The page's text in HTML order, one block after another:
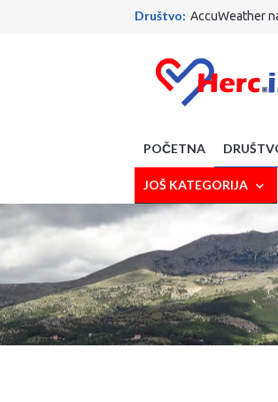
Društvo: AccuWeather
Crna strana:
Politika : Ante Šušnjar
Društvo: Što je to
Sport: Evo gdje ide
Sport: Završen krizni
Društvo:
POČETNA
JOŠ KATEGORIJA